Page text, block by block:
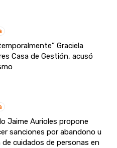
Graciela
Casa de Gestión, acusó
Jaime Aurioles propone
sanciones por abandono u
de cuidados de personas en